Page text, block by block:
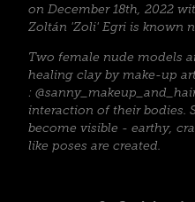
on December 18th, 2022
Zoltán 'Zoli' Egri is known
Two female nude models
healing clay by make-up
:
interaction of their bodies.
become visible - earthy,
like poses are created.